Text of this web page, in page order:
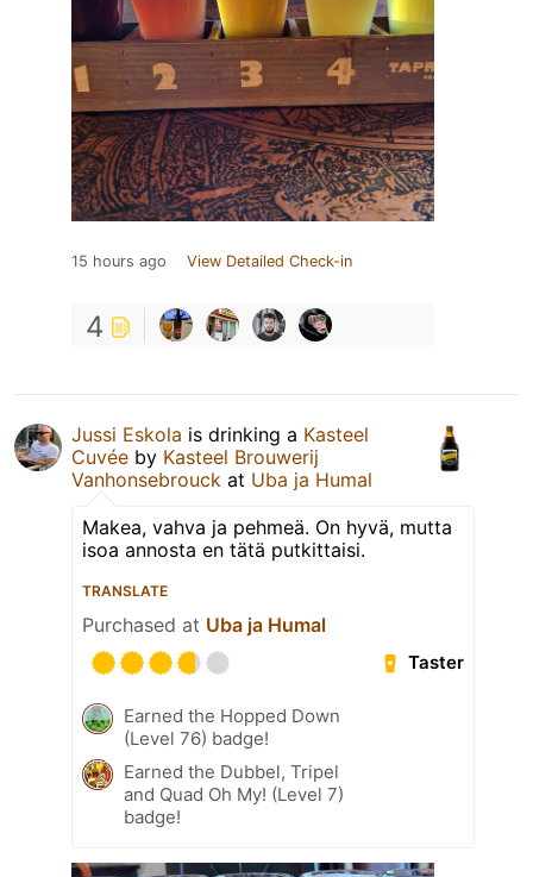
15 hours ago View Detailed Check-in
4
Jussi Eskola is drinking a Kasteel
Cuvée by Kasteel Brouwerij
Vanhonsebrouck at Uba ja Humal
Makea, vahva ja pehmeä. On hyvä, mutta
isoa annosta en tätä putkittaisi.
TRANSLATE
Purchased at Uba ja Humal
Taster
Earned the Hopped Down
(Level 76) badge!
Earned the Dubbel, Tripel
and Quad Oh My! (Level 7)
badge!